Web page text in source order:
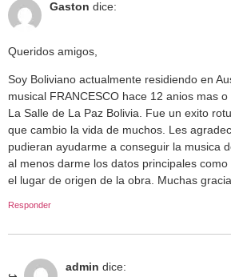
Gaston dice:
Queridos amigos,
Soy Boliviano actualmente residiendo en
musical FRANCESCO hace 12 anios mas
La Salle de La Paz Bolivia. Fue un exito
que cambio la vida de muchos. Les
pudieran ayudarme a conseguir la musica
al menos darme los datos principales
el lugar de origen de la obra. Muchas
Responder
admin dice: